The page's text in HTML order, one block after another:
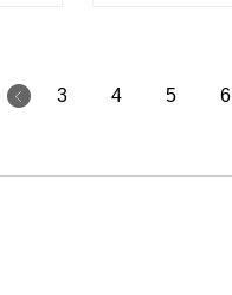
3 4 5 6